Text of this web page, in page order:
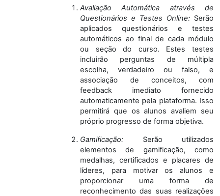
Avaliação Automática através de
Questionários e Testes Online: Serão
aplicados questionários e testes
automáticos ao final de cada módulo
ou seção do curso. Estes testes
incluirão perguntas de múltipla
escolha, verdadeiro ou falso, e
associação de conceitos, com
feedback imediato fornecido
automaticamente pela plataforma. Isso
permitirá que os alunos avaliem seu
próprio progresso de forma objetiva.
Gamificação: Serão utilizados
elementos de gamificação, como
medalhas, certificados e placares de
líderes, para motivar os alunos e
proporcionar uma forma de
reconhecimento das suas realizações